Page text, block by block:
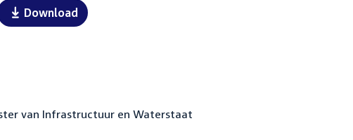
Download
van Infrastructuur en Waterstaat